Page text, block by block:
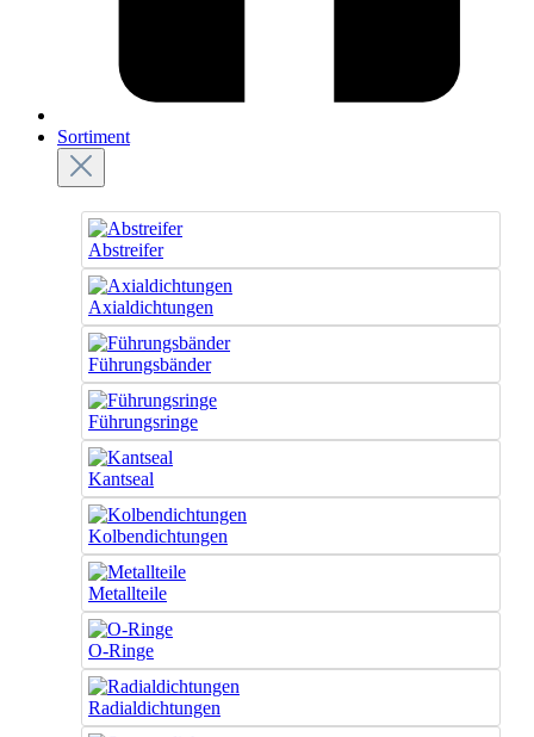
Sortiment
Abstreifer
Axialdichtungen
Führungsbänder
Führungsringe
Kantseal
Kolbendichtungen
Metallteile
O-Ringe
Radialdichtungen